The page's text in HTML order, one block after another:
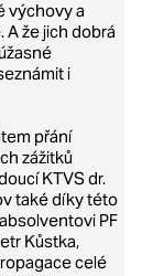
výchovy a
že jich dobrá
i
přání
zážitků
KTVS dr.
také díky této
PF
Kůstka,
celé